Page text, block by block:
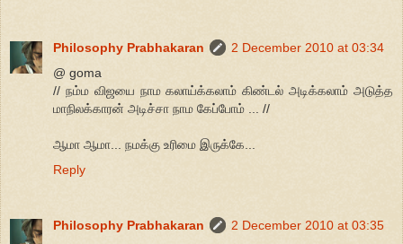
Philosophy Prabhakaran
2 December 2010 at 03:34
@ goma
// நம்ம விஜயை நாம கலாய்க்கலாம் கிண்டல் அடிக்கலாம் அடுத்த
மாநிலக்காரன் அடிச்சா நாம கேப்போம் ... //
ஆமா ஆமா... நமக்கு உரிமை இருக்கே...
Reply
Philosophy Prabhakaran
2 December 2010 at 03:35